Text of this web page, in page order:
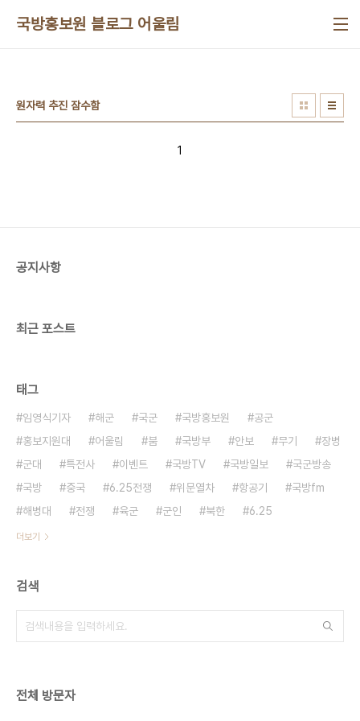
국방홍보원 블로그 어울림
원자력 추진 잠수함
1
공지사항
최근 포스트
태그
임영식기자 해군 국군 국방홍보원
공군
홍보지원대
어울림 붐 국방부 안보 무기
장병
군대
특전사 이벤트 국방TV 국방일보
국군방송
국방
중국 6.25전쟁 위문열차 항공기
국방fm
해병대
전쟁 육군 군인 북한 6.25
더보기
검색
전체 방문자